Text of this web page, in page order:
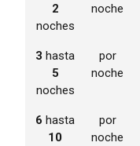
2
noches
noche
3 hasta
5
noches
por
noche
6 hasta
10
por
noche